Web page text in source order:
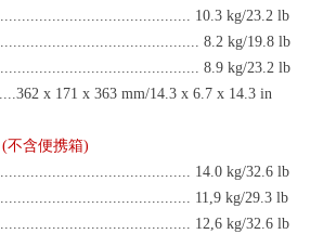
10.3 kg/23.2 lb
8.2 kg/19.8 lb
8.9 kg/23.2 lb
x 171 x 363 mm/14.3 x 6.7 x 14.3 in
(不含便携箱)
14.0 kg/32.6 lb
11,9 kg/29.3 lb
12,6 kg/32.6 lb